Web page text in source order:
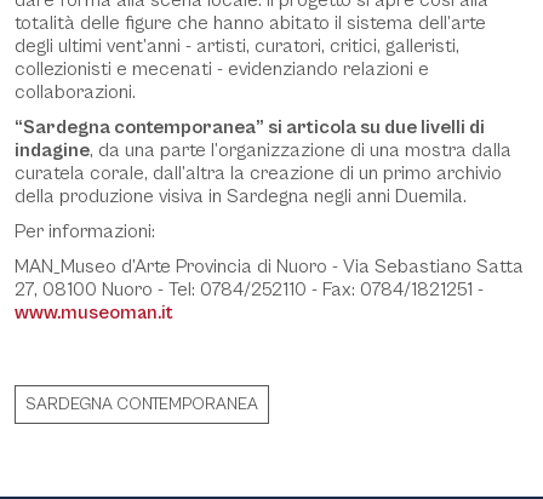
totalità delle figure che hanno abitato il sistema dell’arte
degli ultimi vent’anni - artisti, curatori, critici, galleristi,
collezionisti e mecenati - evidenziando relazioni e
collaborazioni.
“Sardegna contemporanea” si articola su due livelli di
indagine, da una parte l’organizzazione di una mostra dalla
curatela corale, dall’altra la creazione di un primo archivio
della produzione visiva in Sardegna negli anni Duemila.
Per informazioni:
MAN_Museo d’Arte Provincia di Nuoro - Via Sebastiano Satta
27, 08100 Nuoro - Tel: 0784/252110 - Fax: 0784/1821251 -
www.museoman.it
SARDEGNA CONTEMPORANEA